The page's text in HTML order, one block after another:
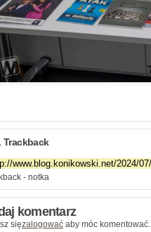
Trackback
- notka
komentarz
sięzalogować aby móc komentować.